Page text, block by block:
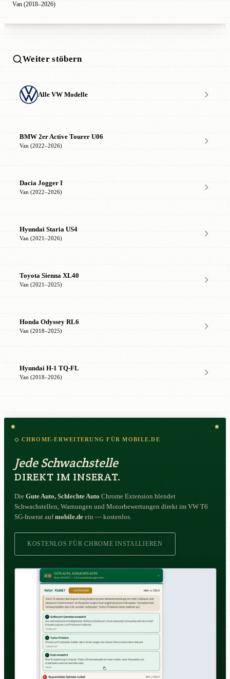
Van (2018–2026)
Weiter stöbern
Alle VW Modelle
BMW 2er Active Tourer U06
Van (2022–2026)
Dacia Jogger I
Van (2022–2026)
Hyundai Staria US4
Van (2021–2026)
Toyota Sienna XL40
Van (2021–2025)
Honda Odyssey RL6
Van (2018–2025)
Hyundai H-1 TQ-FL
Van (2018–2026)
◇ CHROME-ERWEITERUNG FÜR MOBILE.DE
Jede Schwachstelle
DIREKT IM INSERAT.
Die Gute Auto, Schlechte Auto Chrome Extension blendet
Schwachstellen, Warnungen und Motorbewertungen direkt im VW T6
SG-Inserat aufmobile.de ein — kostenlos.
KOSTENLOS FÜR CHROME INSTALLIEREN